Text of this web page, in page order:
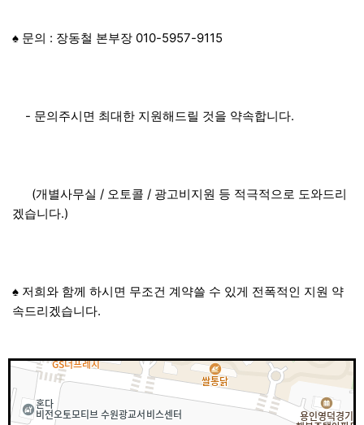
♠ 문의 : 장동철 본부장 010-5957-9115
- 문의주시면 최대한 지원해드릴 것을 약속합니다.
(개별사무실 / 오토콜 / 광고비지원 등 적극적으로 도와드리
겠습니다.)
♠ 저희와 함께 하시면 무조건 계약쓸 수 있게 전폭적인 지원 약
속드리겠습니다.